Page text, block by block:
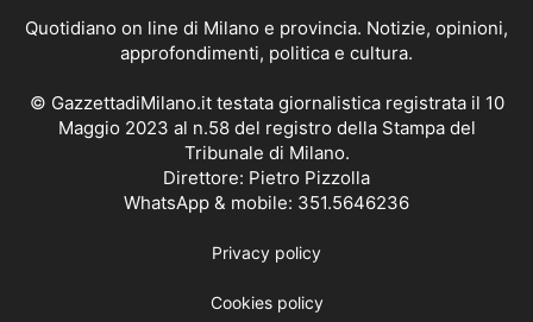
Quotidiano on line di Milano e provincia. Notizie, opinioni,
approfondimenti, politica e cultura.
© GazzettadiMilano.it testata giornalistica registrata il 10
Maggio 2023 al n.58 del registro della Stampa del
Tribunale di Milano.
Direttore: Pietro Pizzolla
WhatsApp & mobile: 351.5646236
Privacy policy
Cookies policy